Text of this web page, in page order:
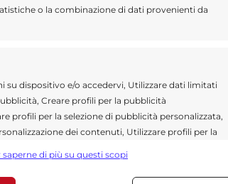
o la combinazione di dati provenienti da
su dispositivo e/o accedervi, Utilizzare dati limitati
Creare profili per la pubblicità
profili per la selezione di pubblicità personalizzata,
dei contenuti, Utilizzare profili per la
la selezione dei contenuti.
saperne di più su questi scopi
rinascita di via Roma con
si andasse alle vie limitrofe
piuttosto, che
Vinci, zone che con il
ad altri ambiti urbani,
in centro per gli acquisti”.
elettivamente, per il nome,
mera operazione di